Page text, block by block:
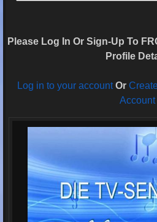
Please Log In Or Sign-Up To
Profile
Log in to your account Or
Account